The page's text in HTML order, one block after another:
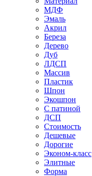
МДФ
Эмаль
Акрил
Береза
Дерево
Дуб
ЛДСП
Массив
Пластик
Шпон
Экошпон
С патиной
ДСП
Стоимость
Дешевые
Дорогие
Эконом-класс
Элитные
Форма